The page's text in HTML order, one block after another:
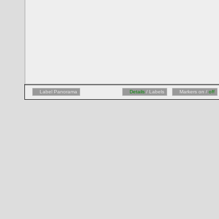
Label Panorama Details / Labels Markers on / off